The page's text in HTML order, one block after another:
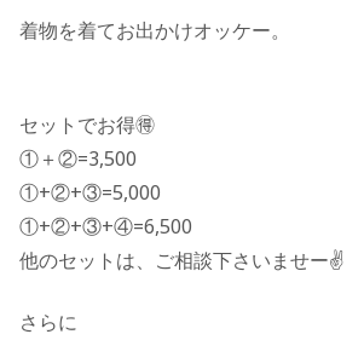
着物を着てお出かけオッケー。
セットでお得🉐
①＋②=3,500
①+②+③=5,000
①+②+③+④=6,500
他のセットは、ご相談下さいませー✌️
さらに